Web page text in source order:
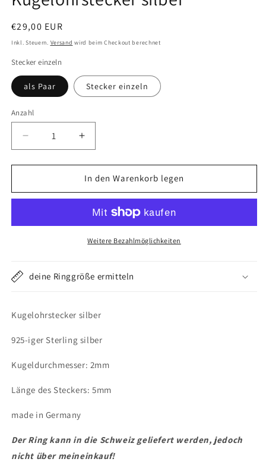
Normaler
Preis
€29,00 EUR
Inkl. Steuern. Versand wird beim Checkout berechnet
Stecker einzeln
als Paar Stecker einzeln
Anzahl
Verringere
die
Menge
Kugelohrstecker
Erhöhe
die
Menge
für
Kugelohrstecker
In den Warenkorb legen
Weitere Bezahlmöglichkeiten
deine Ringgröße ermitteln
Kugelohrstecker silber
925-iger Sterling silber
Kugeldurchmesser: 2mm
Länge des Steckers: 5mm
made in Germany
Der Ring kann in die Schweiz geliefert werden, jedoch
nicht über meineinkauf!